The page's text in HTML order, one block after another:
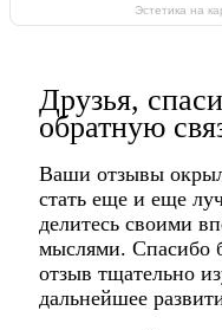
Эстетика на
Друзья,
обратную
Ваши отзывы
стать еще и еще
делитесь своими
мыслями. Спасибо
отзыв тщательно
дальнейшее